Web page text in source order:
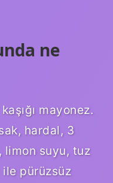
ne
mayonez.
hardal, 3
limon suyu, tuz
pürüzsüz